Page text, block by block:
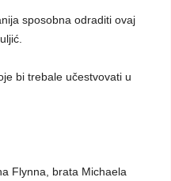
sposobna odraditi ovaj
bi trebale učestvovati u
Flynna, brata Michaela